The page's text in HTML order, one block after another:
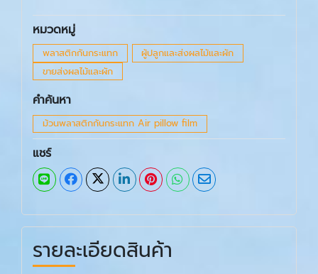
หมวดหมู่
พลาสติกกันกระแทก
ผู้ปลูกและส่งผลไม้และผัก
ขายส่งผลไม้และผัก
คำค้นหา
ม้วนพลาสติกกันกระแทก Air pillow film
แชร์
รายละเอียดสินค้า